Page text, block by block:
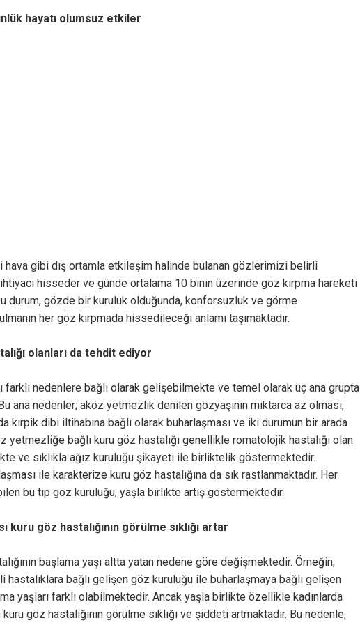
hayatı olumsuz etkiler
hava gibi dış ortamla etkileşim halinde bulanan gözlerimizi belirli
ihtiyacı hisseder ve günde ortalama 10 binin üzerinde göz kırpma hareketi
durum, gözde bir kuruluk olduğunda, konforsuzluk ve görme
her göz kırpmada hissedileceği anlamı taşımaktadır.
olanları da tehdit ediyor
farklı nedenlere bağlı olarak gelişebilmekte ve temel olarak üç ana grupta
ana nedenler; aköz yetmezlik denilen gözyaşının miktarca az olması,
kirpik dibi iltihabına bağlı olarak buharlaşması ve iki durumun bir arada
yetmezliğe bağlı kuru göz hastalığı genellikle romatolojik hastalığı olan
ve sıklıkla ağız kuruluğu şikayeti ile birliktelik göstermektedir.
ile karakterize kuru göz hastalığına da sık rastlanmaktadır. Her
bu tip göz kuruluğu, yaşla birlikte artış göstermektedir.
kuru göz hastalığının görülme sıklığı artar
başlama yaşı altta yatan nedene göre değişmektedir. Örneğin,
bağlı gelişen göz kuruluğu ile buharlaşmaya bağlı gelişen
yaşları farklı olabilmektedir. Ancak yaşla birlikte özellikle kadınlarda
göz hastalığının görülme sıklığı ve şiddeti artmaktadır. Bu nedenle,